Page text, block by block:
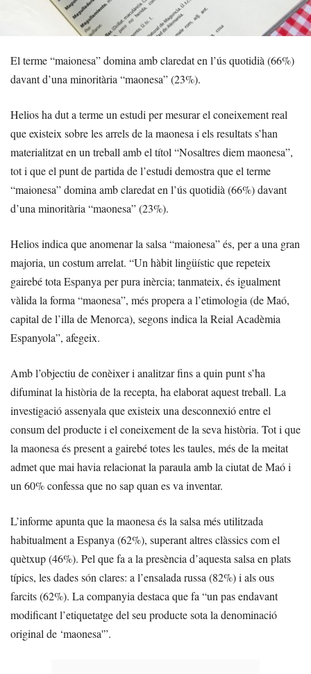
El terme “maionesa” domina amb claredat en l’ús quotidià (66%)
davant d’una minoritària “maonesa” (23%).
Helios ha dut a terme un estudi per mesurar el coneixement real
que existeix sobre les arrels de la maonesa i els resultats s’han
materialitzat en un treball amb el títol “Nosaltres diem maonesa”,
tot i que el punt de partida de l’estudi demostra que el terme
“maionesa” domina amb claredat en l’ús quotidià (66%) davant
d’una minoritària “maonesa” (23%).
Helios indica que anomenar la salsa “maionesa” és, per a una gran
majoria, un costum arrelat. “Un hàbit lingüístic que repeteix
gairebé tota Espanya per pura inèrcia; tanmateix, és igualment
vàlida la forma “maonesa”, més propera a l’etimologia (de Maó,
capital de l’illa de Menorca), segons indica la Reial Acadèmia
Espanyola”, afegeix.
Amb l’objectiu de conèixer i analitzar fins a quin punt s’ha
difuminat la història de la recepta, ha elaborat aquest treball. La
investigació assenyala que existeix una desconnexió entre el
consum del producte i el coneixement de la seva història. Tot i que
la maonesa és present a gairebé totes les taules, més de la meitat
admet que mai havia relacionat la paraula amb la ciutat de Maó i
un 60% confessa que no sap quan es va inventar.
L’informe apunta que la maonesa és la salsa més utilitzada
habitualment a Espanya (62%), superant altres clàssics com el
quètxup (46%). Pel que fa a la presència d’aquesta salsa en plats
típics, les dades són clares: a l’ensalada russa (82%) i als ous
farcits (62%). La companyia destaca que fa “un pas endavant
modificant l’etiquetatge del seu producte sota la denominació
original de ‘maonesa'”.